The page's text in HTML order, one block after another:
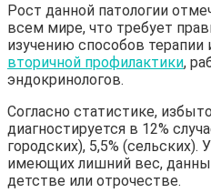
Рост данной патологии
всем мире, что требует
изучению способов терапии
вторичной профилактики,
эндокринологов.
Согласно статистике,
диагностируется в 12%
городских), 5,5%
имеющих лишний вес,
детстве или отрочестве.